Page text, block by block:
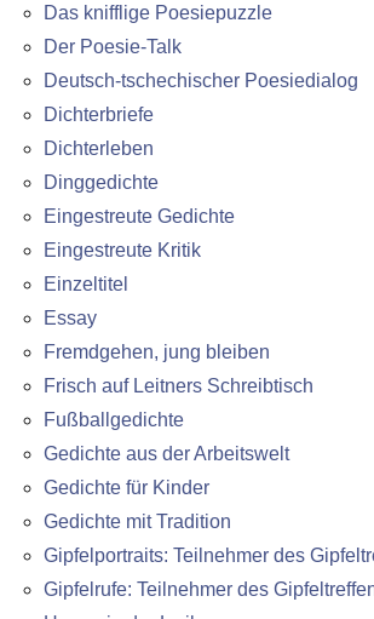
Das knifflige Poesiepuzzle
Der Poesie-Talk
Deutsch-tschechischer Poesiedialog
Dichterbriefe
Dichterleben
Dinggedichte
Eingestreute Gedichte
Eingestreute Kritik
Einzeltitel
Essay
Fremdgehen, jung bleiben
Frisch auf Leitners Schreibtisch
Fußballgedichte
Gedichte aus der Arbeitswelt
Gedichte für Kinder
Gedichte mit Tradition
Gipfelportraits: Teilnehmer des
Gipfelrufe: Teilnehmer des